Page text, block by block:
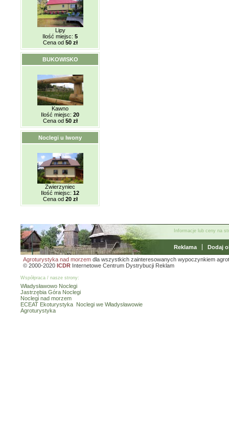
Lipy
Ilość miejsc: 5
Cena od 50 zł
BUKOWISKO
Kawno
Ilość miejsc: 20
Cena od 50 zł
Noclegi u Iwony
Zwierzyniec
Ilość miejsc: 12
Cena od 20 zł
Informacje lub ceny na
Reklama
Dodaj
Agroturystyka nad morzem dla wszystkich zainteresowanych wypoczynkiem
© 2000-2020 ICDR Internetowe Centrum Dystrybucji Reklam
Współpraca / nasze strony:
Władysławowo Noclegi
Jastrzębia Góra Noclegi
Noclegi nad morzem
ECEAT Ekoturystyka Noclegi we Władysławowie
Agroturystyka